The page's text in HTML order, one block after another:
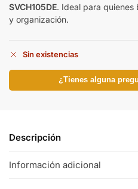
SVCH105DE. Ideal para quienes
y organización.
Sin existencias
¿Tienes alguna
Descripción
Información adicional